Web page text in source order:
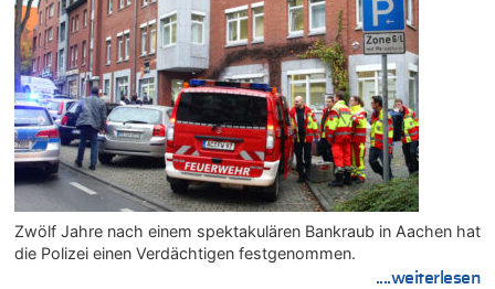
Zwölf Jahre nach einem spektakulären Bankraub in Aachen hat
die Polizei einen Verdächtigen festgenommen.
....weiterlesen